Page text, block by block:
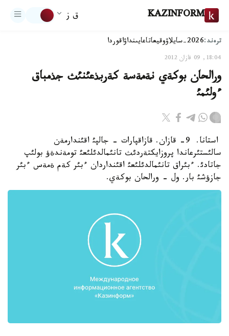
KAZINFORM ق ز
ترەند:2026-سايلاۋ وقيعاتاعايىنداۋاقوردا
18:04, 09 قازان 2012
ورالحان بوكةي نةمةسة كةربذعئنئث جذمباق
ءولئمئ
استانا. 9- قازان. قازاقپارات - جالپئ اقئندارمةن
سالئستئرعاندا پروزايكتةردئث تانئمالدئلئعئ تومةندةؤ بولئپ
جاتادئ. ءبئراق تانئمالدئلئعئ اقئنداردان ءبئر كةم ةمةس ءبئر
جازؤشئ بار. ول - ورالحان بوكةي.